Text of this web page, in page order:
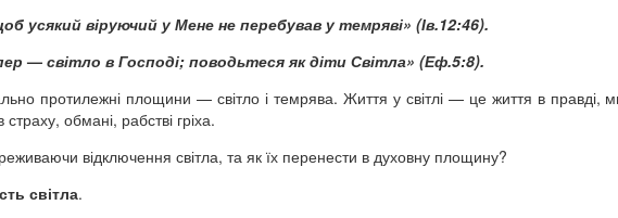
усякий віруючий у Мене не перебував у темряві» (Ів.12:46).
— світло в Господі; поводьтеся як діти Світла» (Еф.5:8).
протилежні площини — світло і темрява. Життя у світлі — це життя в правді,
обмані, рабстві гріха.
відключення світла, та як їх перенести в духовну площину?
світла.